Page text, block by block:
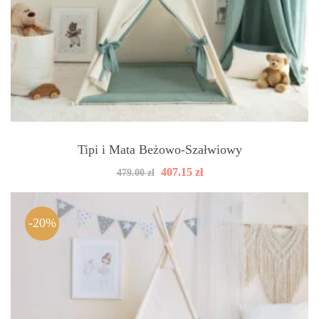
Tipi i Mata Beżowo-Szałwiowy
479.00zł
Pierwotna
wynosiła:
407.15 złAktualna
wynosi:
-20%